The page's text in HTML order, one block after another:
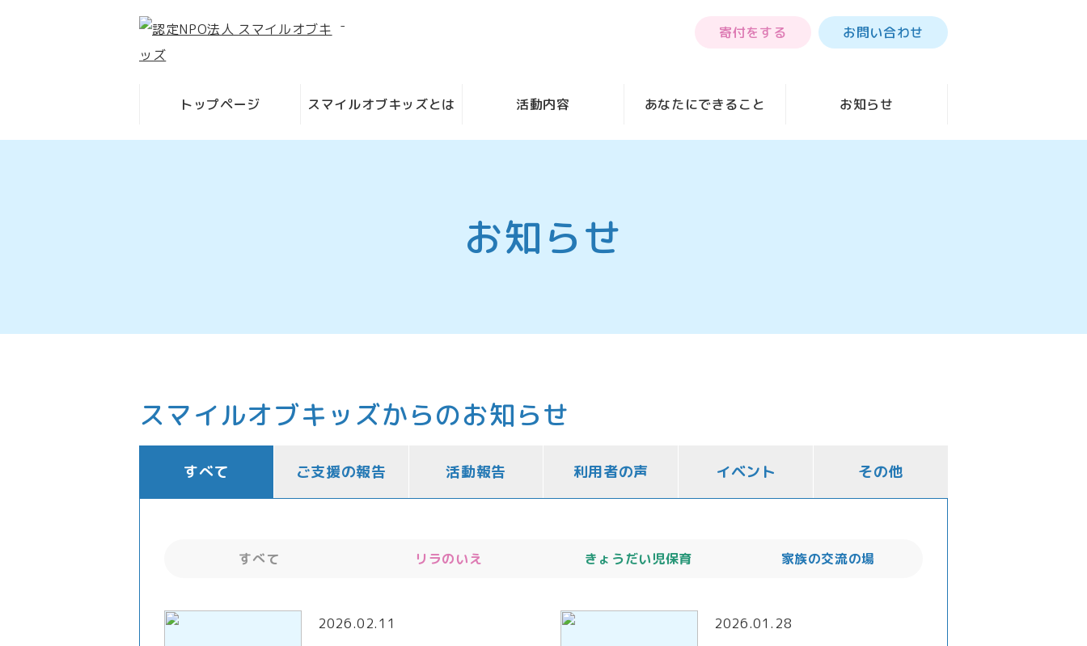
- 寄付をする お問い合わせ
トップページ スマイルオブキッズとは 活動内容 あなたにできること お知らせ
お知らせ
スマイルオブキッズからのお知らせ
すべて ご支援の報告 活動報告 利用者の声 イベント その他
すべて リラのいえ きょうだい児保育 家族の交流の場
2026.02.11 2026.01.28